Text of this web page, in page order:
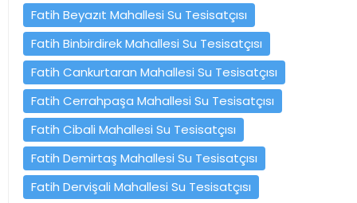
Fatih Beyazıt Mahallesi Su Tesisatçısı
Fatih Binbirdirek Mahallesi Su Tesisatçısı
Fatih Cankurtaran Mahallesi Su Tesisatçısı
Fatih Cerrahpaşa Mahallesi Su Tesisatçısı
Fatih Cibali Mahallesi Su Tesisatçısı
Fatih Demirtaş Mahallesi Su Tesisatçısı
Fatih Dervişali Mahallesi Su Tesisatçısı